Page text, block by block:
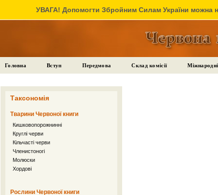
УВАГА! Допомогти Збройним Силам України можна
Головна Вступ Передмова Склад комісії
Таксономія
Тварини Червоної книги
Кишковопорожнинні
Круглі черви
Кільчасті черви
Членистоногі
Молюски
Хордові
Рослини Червоної книги